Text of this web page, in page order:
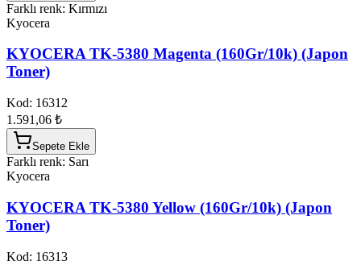
Farklı renk: Kırmızı
Kyocera
KYOCERA TK-5380 Magenta (160Gr/10k) (Japon
Toner)
Kod: 16312
1.591,06 ₺
Sepete Ekle
Farklı renk: Sarı
Kyocera
KYOCERA TK-5380 Yellow (160Gr/10k) (Japon
Toner)
Kod: 16313